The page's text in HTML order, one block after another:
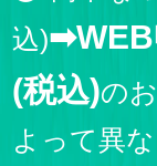
込)➡WEB
(税込)の
よって異な